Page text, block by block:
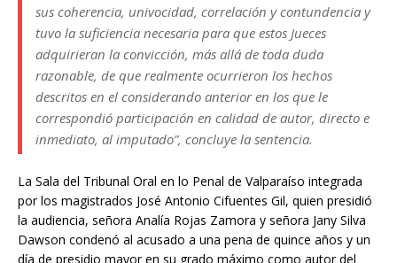
sus coherencia, univocidad, correlación y contundencia y
tuvo la suficiencia necesaria para que estos Jueces
adquirieran la convicción, más allá de toda duda
razonable, de que realmente ocurrieron los hechos
descritos en el considerando anterior en los que le
correspondió participación en calidad de autor, directo e
inmediato, al imputado”, concluye la sentencia.
La Sala del Tribunal Oral en lo Penal de Valparaíso integrada
por los magistrados José Antonio Cifuentes Gil, quien presidió
la audiencia, señora Analía Rojas Zamora y señora Jany Silva
Dawson condenó al acusado a una pena de quince años y un
día de presidio mayor en su grado máximo como autor del